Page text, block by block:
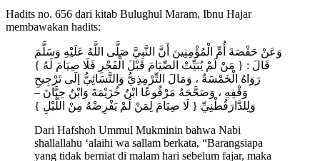
Hadits no. 656 dari kitab Bulughul Maram, Ibnu Hajar
membawakan hadits:
وَعَنْ حَفْصَةَ أُمِّ الْمُؤْمِنِينَ أَنَّ النَّبِيَّ صَلَّى اللَّهُ عَلَيْهِ وَسَلَّمَ
قَالَ : { مَنْ لَمْ يُبَيِّتْ الصِّيَامَ قَبْلَ الْفَجْرِ فَلَا صِيَامَ لَهُ }
رَوَاهُ الْخَمْسَةُ ، وَمَالَ التِّرْمِذِيُّ وَالنَّسَائِيُّ إلَى تَرْجِيحِ
وَقْفِهِ ، وَصَحَّحَهُ مَرْفُوعًا ابْنُ خُزَيْمَةَ وَابْنُ حِبَّانَ –
وَلِلدَّارَقُطْنِيِّ { لَا صِيَامَ لِمَنْ لَمْ يَفْرِضْهُ مِنْ اللَّيْلِ }
Dari Hafshoh Ummul Mukminin bahwa Nabi
shallallahu ‘alaihi wa sallam berkata, “Barangsiapa
yang tidak berniat di malam hari sebelum fajar, maka